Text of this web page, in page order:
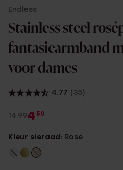
Endless
Stainless steel
fantasiearmband
voor dames
4.77 (35)
14.994 50
Kleur sieraad: Rose